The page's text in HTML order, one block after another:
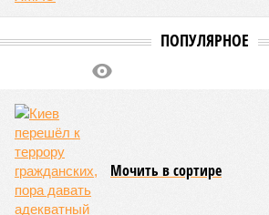
ПОПУЛЯРНОЕ
Мочить в сортире